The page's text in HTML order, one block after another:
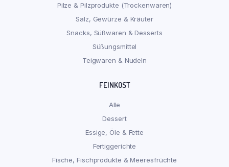
Pilze & Pilzprodukte (Trockenwaren)
Salz, Gewürze & Kräuter
Snacks, Süßwaren & Desserts
Süßungsmittel
Teigwaren & Nudeln
FEINKOST
Alle
Dessert
Essige, Öle & Fette
Fertiggerichte
Fische, Fischprodukte & Meeresfrüchte